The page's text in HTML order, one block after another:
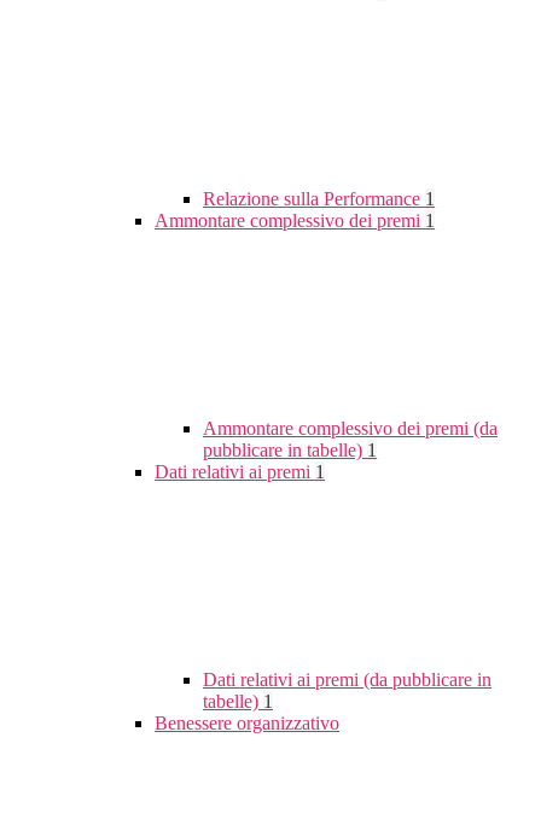
Relazione sulla Performance 1
Ammontare complessivo dei premi 1
Ammontare complessivo dei premi (da
pubblicare in tabelle) 1
Dati relativi ai premi 1
Dati relativi ai premi (da pubblicare in
tabelle) 1
Benessere organizzativo